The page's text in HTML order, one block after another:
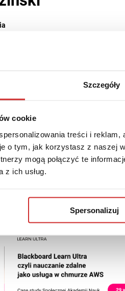
Szczegóły
cookie
treści i reklam,
o tym, jak korzystasz z naszej
mogą połączyć te
z ich usług.
Spersonalizuj
w zakresie
Prowadzi wykłady i warsztaty
tym strategiczne projekty doradcze
w kreacji i egzekucji strategii